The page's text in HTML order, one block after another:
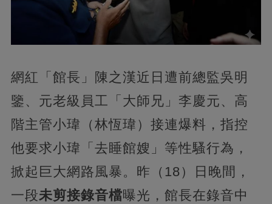
網紅「館長」陳之漢近日遭前總監吳明
鑒、元老級員工「大師兄」李慶元、高
階主管小瑋（林恆瑋）接連爆料，指控
他要求小瑋「去睡館嫂」等性騷行為，
掀起巨大網路風暴。昨（18）日晚間，
一段未剪接錄音檔曝光，館長在錄音中